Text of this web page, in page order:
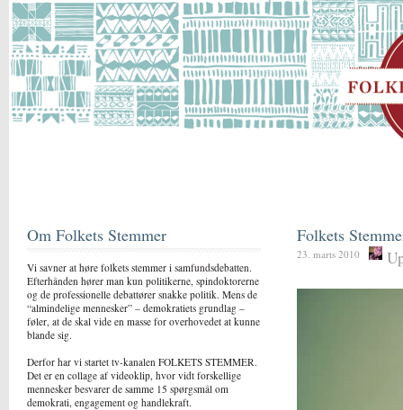
Om Folkets Stemmer
Vi savner at høre folkets stemmer i samfundsdebatten.
Efterhånden hører man kun politikerne, spindoktorerne
og de professionelle debattører snakke politik. Mens de
“almindelige mennesker” – demokratiets grundlag –
føler, at de skal vide en masse for overhovedet at kunne
blande sig.
Derfor har vi startet tv-kanalen FOLKETS STEMMER.
Det er en collage af videoklip, hvor vidt forskellige
mennesker besvarer de samme 15 spørgsmål om
demokrati, engagement og handlekraft.
Folkets
23. marts 2010